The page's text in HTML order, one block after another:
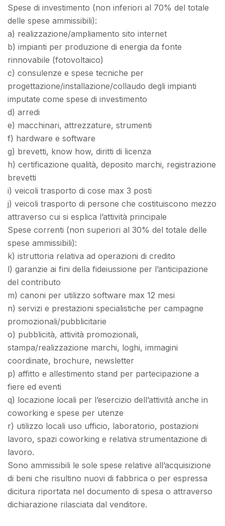
Spese di investimento (non inferiori al 70% del totale
delle spese ammissibili):
a) realizzazione/ampliamento sito internet
b) impianti per produzione di energia da fonte
rinnovabile (fotovoltaico)
c) consulenze e spese tecniche per
progettazione/installazione/collaudo degli impianti
imputate come spese di investimento
d) arredi
e) macchinari, attrezzature, strumenti
f) hardware e software
g) brevetti, know how, diritti di licenza
h) certificazione qualità, deposito marchi, registrazione
brevetti
i) veicoli trasporto di cose max 3 posti
j) veicoli trasporto di persone che costituiscono mezzo
attraverso cui si esplica l’attività principale
Spese correnti (non superiori al 30% del totale delle
spese ammissibili):
k) istruttoria relativa ad operazioni di credito
l) garanzie ai fini della fideiussione per l’anticipazione
del contributo
m) canoni per utilizzo software max 12 mesi
n) servizi e prestazioni specialistiche per campagne
promozionali/pubblicitarie
o) pubblicità, attività promozionali,
stampa/realizzazione marchi, loghi, immagini
coordinate, brochure, newsletter
p) affitto e allestimento stand per partecipazione a
fiere ed eventi
q) locazione locali per l’esercizio dell’attività anche in
coworking e spese per utenze
r) utilizzo locali uso ufficio, laboratorio, postazioni
lavoro, spazi coworking e relativa strumentazione di
lavoro.
Sono ammissibili le sole spese relative all’acquisizione
di beni che risultino nuovi di fabbrica o per espressa
dicitura riportata nel documento di spesa o attraverso
dichiarazione rilasciata dal venditore.